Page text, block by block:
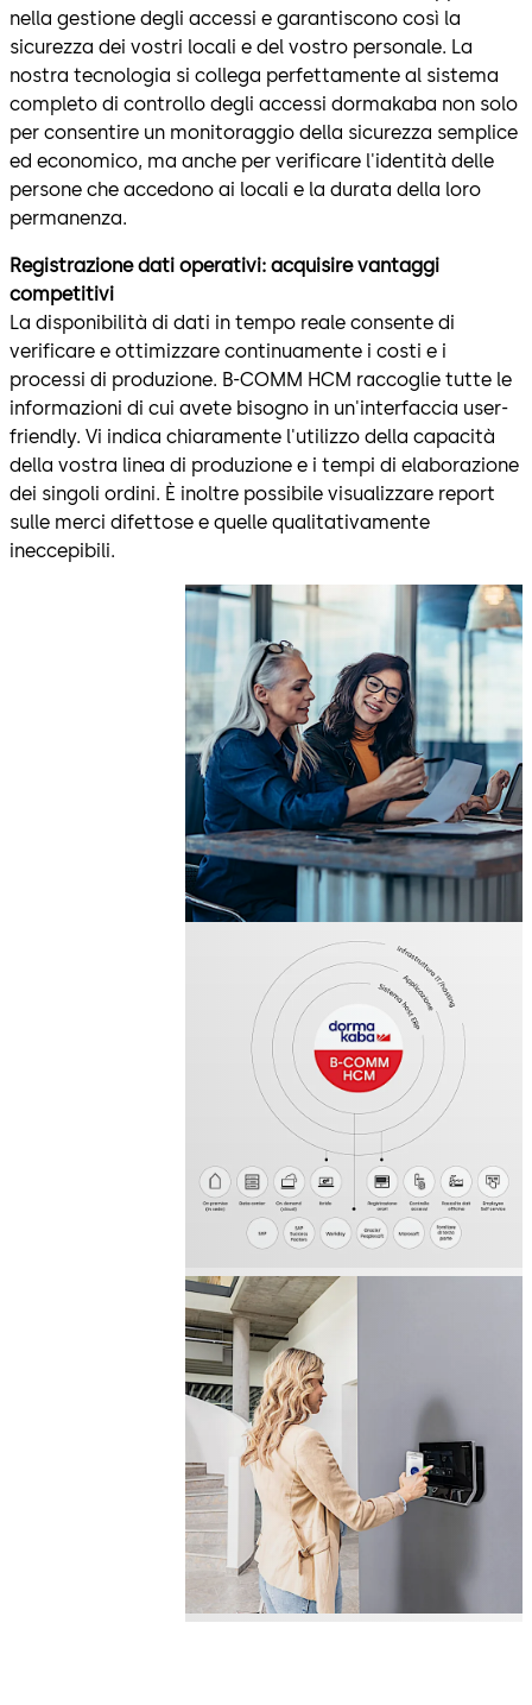
nella gestione degli accessi e garantiscono così la
sicurezza dei vostri locali e del vostro personale. La
nostra tecnologia si collega perfettamente al sistema
completo di controllo degli accessi dormakaba non solo
per consentire un monitoraggio della sicurezza semplice
ed economico, ma anche per verificare l'identità delle
persone che accedono ai locali e la durata della loro
permanenza.
Registrazione dati operativi: acquisire vantaggi
competitivi
La disponibilità di dati in tempo reale consente di
verificare e ottimizzare continuamente i costi e i
processi di produzione. B-COMM HCM raccoglie tutte le
informazioni di cui avete bisogno in un'interfaccia user-
friendly. Vi indica chiaramente l'utilizzo della capacità
della vostra linea di produzione e i tempi di elaborazione
dei singoli ordini. È inoltre possibile visualizzare report
sulle merci difettose e quelle qualitativamente
ineccepibili.